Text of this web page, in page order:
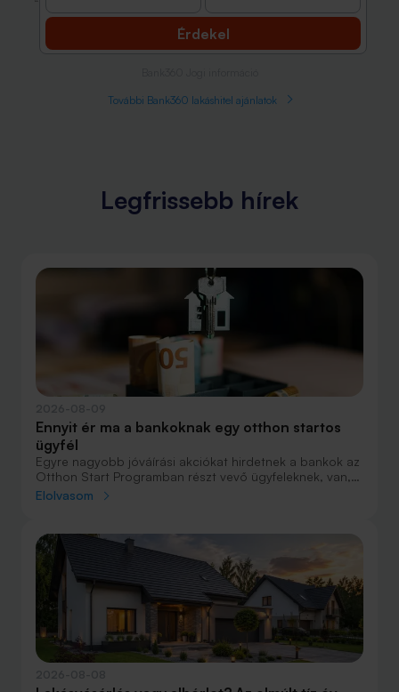
Érdekel
További Bank360 lakáshitel ajánlatok
Legfrissebb hírek
Ennyit ér ma a bankoknak egy otthon startos
ügyfél
Egyre nagyobb jóváírási akciókat hirdetnek a bankok az
Otthon Start Programban részt vevő ügyfeleknek, van,
ahol összesen akár félmillió forint jóváírást is össze lehet
nagyobb jóváírásért?
Elolvasom